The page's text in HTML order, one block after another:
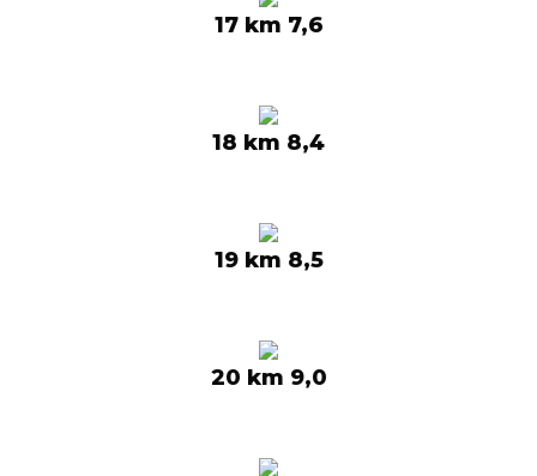
17 km 7,6
18 km 8,4
19 km 8,5
20 km 9,0